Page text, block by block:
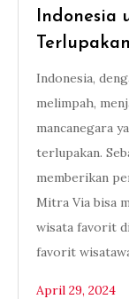
Indonesia
Terlupakan
Indonesia,
melimpah,
mancanegara
terlupakan.
memberikan
Mitra Via bisa
wisata favorit
favorit
April 29, 2024